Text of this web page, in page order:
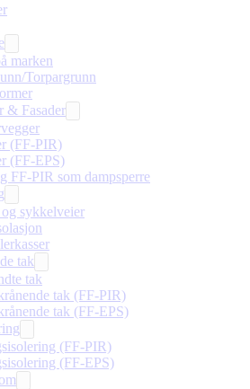
marken
Torpargrunn
& Fasader
(FF-PIR)
(FF-EPS)
FF-PIR som dampsperre
sykkelveier
tak
tak
tak (FF-PIR)
tak (FF-EPS)
(FF-PIR)
(FF-EPS)